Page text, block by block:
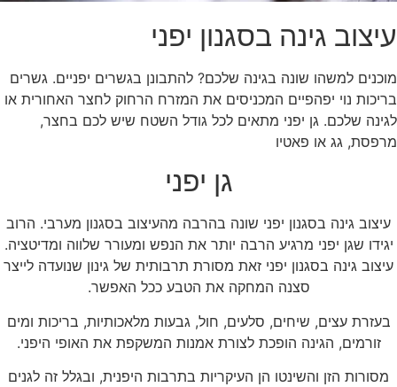
עיצוב גינה בסגנון יפני
מוכנים למשהו שונה בגינה שלכם? להתבונן בגשרים יפניים. גשרים
בריכות נוי יפהפיים המכניסים את המזרח הרחוק לחצר האחורית או
לגינה שלכם. גן יפני מתאים לכל גודל השטח שיש לכם בחצר,
מרפסת, גג או פאטיו
גן יפני
עיצוב גינה בסגנון יפני שונה בהרבה מהעיצוב בסגנון מערבי. הרוב
יגידו שגן יפני מרגיע הרבה יותר את הנפש ומעורר שלווה ומדיטציה.
עיצוב גינה בסגנון יפני זאת מסורת תרבותית של גינון שנועדה לייצר
סצנה המחקה את הטבע ככל האפשר.
בעזרת עצים, שיחים, סלעים, חול, גבעות מלאכותיות, בריכות ומים
זורמים, הגינה הופכת לצורת אמנות המשקפת את האופי היפני.
מסורות הזן והשינטו הן העיקריות בתרבות היפנית, ובגלל זה לגנים